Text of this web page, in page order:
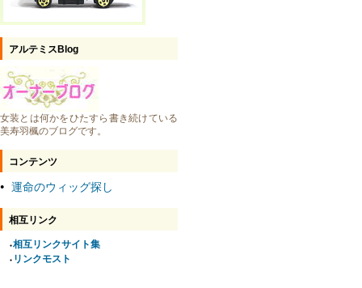
アルテミスBlog
女装とは何かをひたすら書き続けている
美寿羽楓のブログです。
コンテンツ
● 運命のウィッグ探し
相互リンク
●相互リンクサイト集
● リンクモスト